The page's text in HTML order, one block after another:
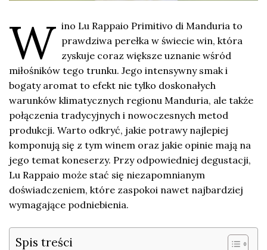
W ino Lu Rappaio Primitivo di Manduria to
prawdziwa perełka w świecie win, która
zyskuje coraz większe uznanie wśród
miłośników tego trunku. Jego intensywny smak i
bogaty aromat to efekt nie tylko doskonałych
warunków klimatycznych regionu Manduria, ale także
połączenia tradycyjnych i nowoczesnych metod
produkcji. Warto odkryć, jakie potrawy najlepiej
komponują się z tym winem oraz jakie opinie mają na
jego temat koneserzy. Przy odpowiedniej degustacji,
Lu Rappaio może stać się niezapomnianym
doświadczeniem, które zaspokoi nawet najbardziej
wymagające podniebienia.
Spis treści